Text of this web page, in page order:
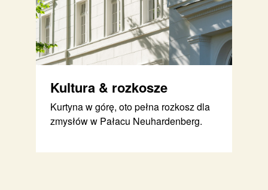
Kultura & rozkosze
Kurtyna w górę, oto pełna rozkosz dla
zmysłów w Pałacu Neuhardenberg.